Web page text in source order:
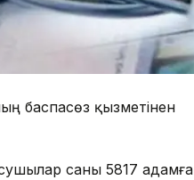
баспасөз қызметінен
саны 5817 адамға